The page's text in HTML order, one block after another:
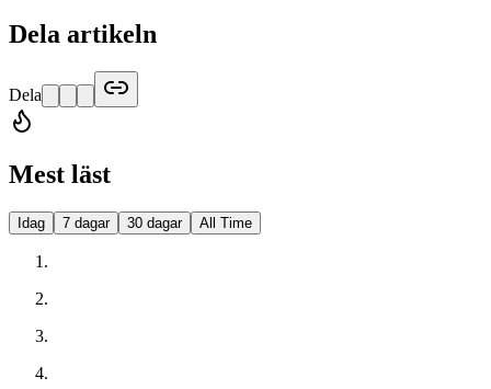
Dela artikeln
Dela
Mest läst
Idag 7 dagar 30 dagar All Time